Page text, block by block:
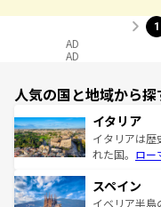
1
AD
AD
人気の国と地域から探
イタリア
イタリアは歴
れた国。 ロー
ろん、トスカ
景など、自然
スペイン
イベリア半島